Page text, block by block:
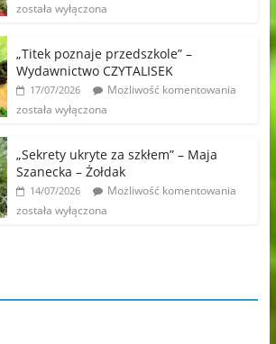
została wyłączona
„Titek poznaje przedszkole” –
Wydawnictwo CZYTALISEK
17/07/2026
Możliwość komentowania
została wyłączona
„Sekrety ukryte za szkłem” – Maja
Szanecka – Żołdak
14/07/2026
Możliwość komentowania
została wyłączona